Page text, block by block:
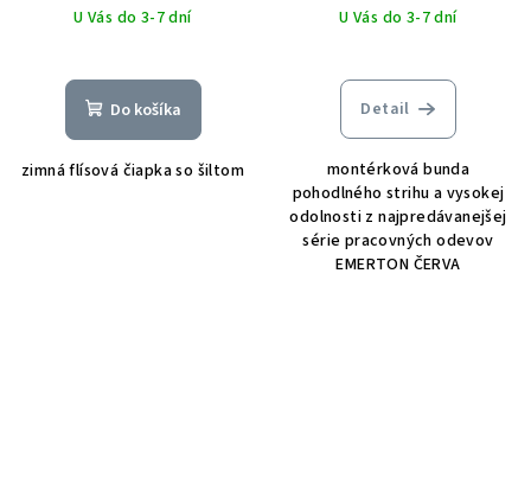
U Vás do 3-7 dní
Do košíka
zimná flísová čiapka so šiltom
U Vás do 3-7 dní
Detail
montérková bunda
pohodlného strihu a vysokej
odolnosti z najpredávanejšej
série pracovných odevov
EMERTON ČERVA